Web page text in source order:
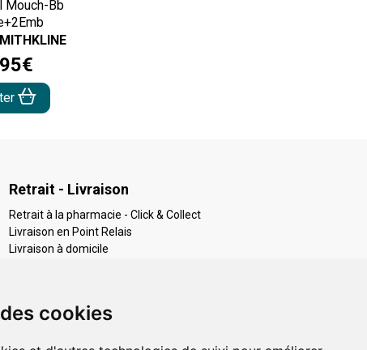
cookies
Mouch-Bb
95€
Retrait - Livraison
Retrait à la pharmacie - Click & Collect
Livraison en Point Relais
Livraison à domicile